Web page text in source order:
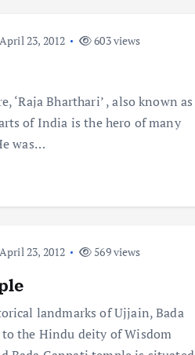
23, 2012 603 views
Bharthari’ , also known as
of India is the hero of many
was…
23, 2012 569 views
landmarks of Ujjain, Bada
the Hindu deity of Wisdom